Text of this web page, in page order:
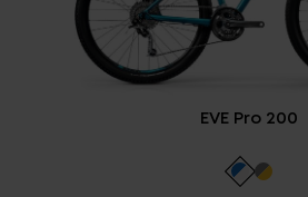
EVE Pro 200